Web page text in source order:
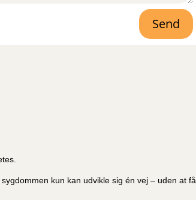
Send
kun kan udvikle sig én vej – uden at få